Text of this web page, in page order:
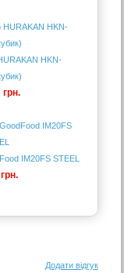
HKN-
грн.
IM20FS STEEL
Додати відгук